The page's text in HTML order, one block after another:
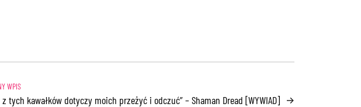
z tych kawałków dotyczy moich przeżyć i odczuć” – Shaman Dread [WYWIAD] →